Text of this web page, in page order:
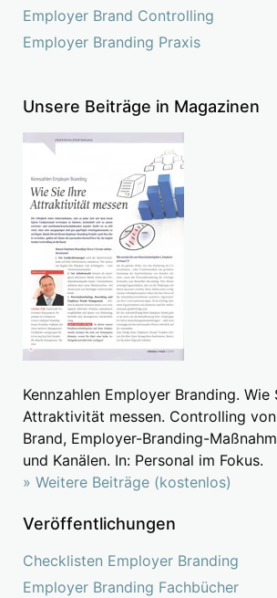
Employer Brand Controlling
Employer Branding Praxis
Unsere Beiträge in Magazinen
Kennzahlen Employer Branding. Wie
Attraktivität messen. Controlling
Brand, Employer-Branding-
und Kanälen. In: Personal im Fokus.
» Weitere Beiträge (kostenlos)
Veröffentlichungen
Checklisten Employer Branding
Employer Branding Fachbücher